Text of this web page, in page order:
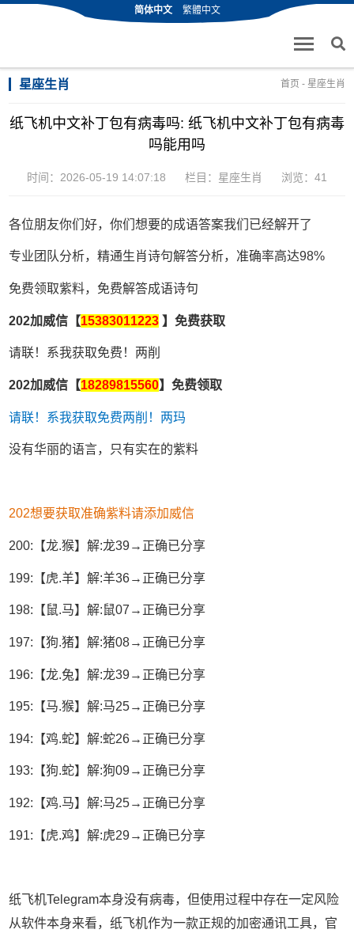
简体中文 繁體中文
星座生肖 首页 - 星座生肖
纸飞机中文补丁包有病毒吗: 纸飞机中文补丁包有病毒
吗能用吗
时间：2026-05-19 14:07:18 栏目： 星座生肖 浏览：41
各位朋友你们好，你们想要的成语答案我们已经解开了
专业团队分析，精通生肖诗句解答分析，准确率高达98%
免费领取紫料，免费解答成语诗句
202加威信【15383011223 】免费获取
请联！系我获取免费！两削
202加威信【18289815560】免费领取
请联！系我获取免费两削！两玛
没有华丽的语言，只有实在的紫料
202想要获取准确紫料请添加威信
200:【龙.猴】解:龙39→正确已分享
199:【虎.羊】解:羊36→正确已分享
198:【鼠.马】解:鼠07→正确已分享
197:【狗.猪】解:猪08→正确已分享
196:【龙.兔】解:龙39→正确已分享
195:【马.猴】解:马25→正确已分享
194:【鸡.蛇】解:蛇26→正确已分享
193:【狗.蛇】解:狗09→正确已分享
192:【鸡.马】解:马25→正确已分享
191:【虎.鸡】解:虎29→正确已分享
纸飞机Telegram本身没有病毒，但使用过程中存在一定风险
从软件本身来看，纸飞机作为一款正规的加密通讯工具，官